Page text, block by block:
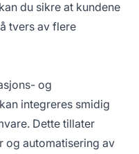
du sikre at kundene
tvers av flere
og
integreres smidig
Dette tillater
og automatisering av